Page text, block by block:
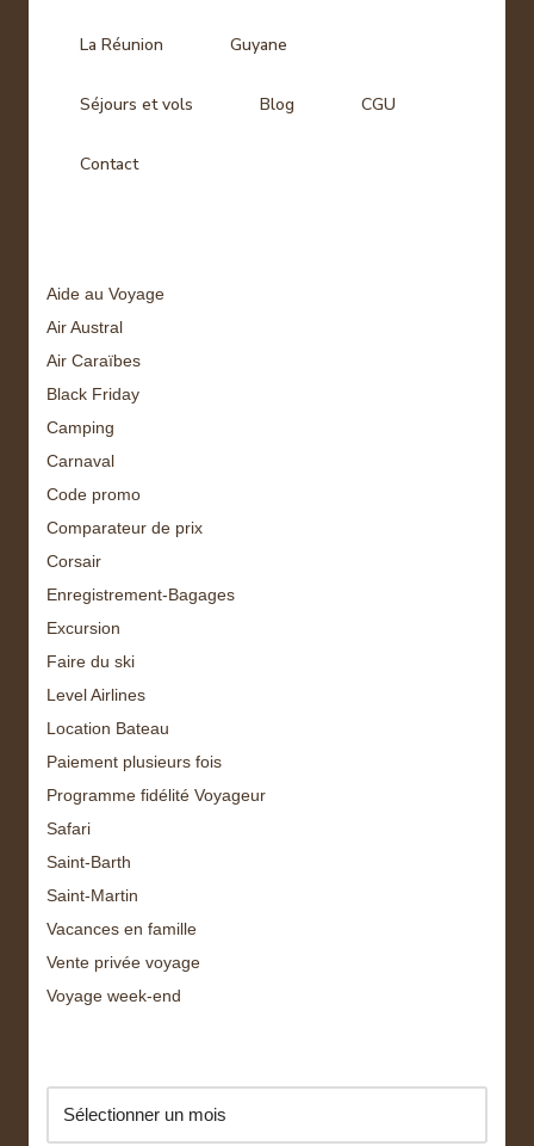
La Réunion Guyane
Séjours et vols Blog CGU
Contact
Aide au Voyage
Air Austral
Air Caraïbes
Black Friday
Camping
Carnaval
Code promo
Comparateur de prix
Corsair
Enregistrement-Bagages
Excursion
Faire du ski
Level Airlines
Location Bateau
Paiement plusieurs fois
Programme fidélité Voyageur
Safari
Saint-Barth
Saint-Martin
Vacances en famille
Vente privée voyage
Voyage week-end